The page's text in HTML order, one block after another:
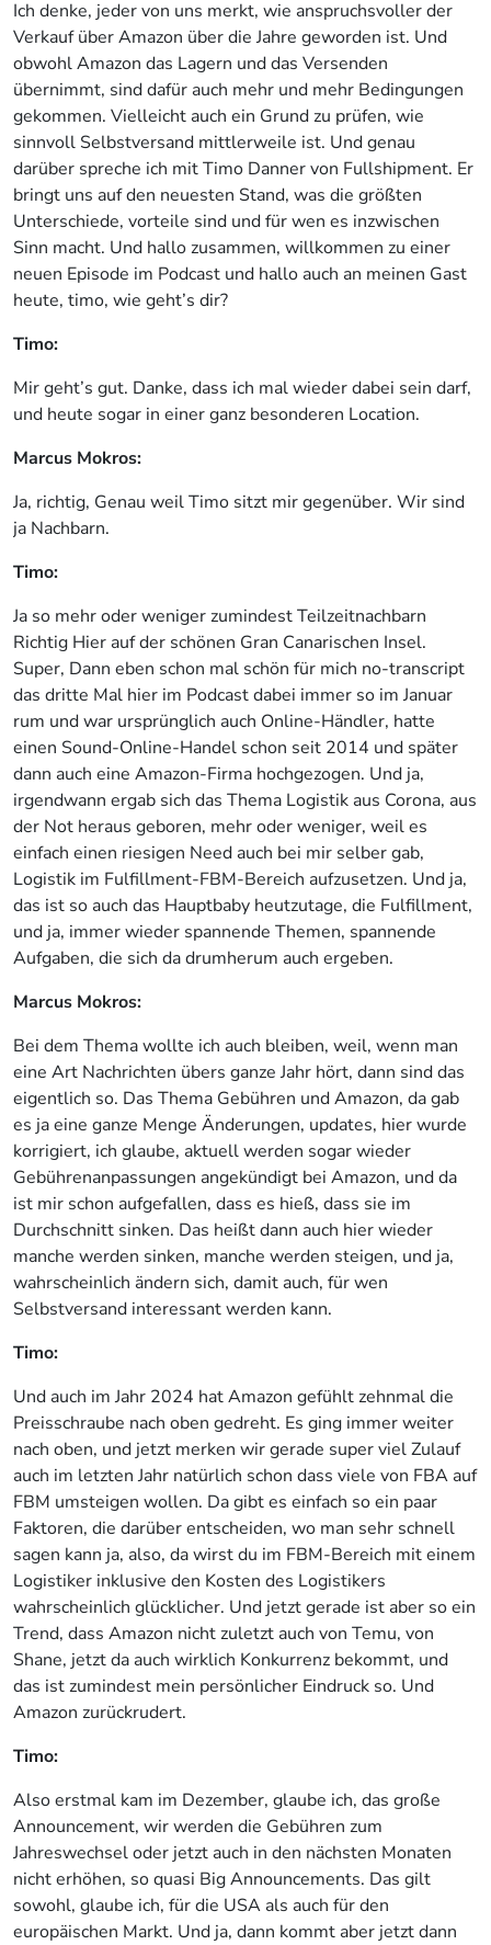
Ich denke, jeder von uns merkt, wie anspruchsvoller der
Verkauf über Amazon über die Jahre geworden ist. Und
obwohl Amazon das Lagern und das Versenden
übernimmt, sind dafür auch mehr und mehr Bedingungen
gekommen. Vielleicht auch ein Grund zu prüfen, wie
sinnvoll Selbstversand mittlerweile ist. Und genau
darüber spreche ich mit Timo Danner von Fullshipment. Er
bringt uns auf den neuesten Stand, was die größten
Unterschiede, vorteile sind und für wen es inzwischen
Sinn macht. Und hallo zusammen, willkommen zu einer
neuen Episode im Podcast und hallo auch an meinen Gast
heute, timo, wie geht’s dir?
Timo:
Mir geht’s gut. Danke, dass ich mal wieder dabei sein darf,
und heute sogar in einer ganz besonderen Location.
Marcus Mokros:
Ja, richtig, Genau weil Timo sitzt mir gegenüber. Wir sind
ja Nachbarn.
Timo:
Ja so mehr oder weniger zumindest Teilzeitnachbarn
Richtig Hier auf der schönen Gran Canarischen Insel.
Super, Dann eben schon mal schön für mich no-transcript
das dritte Mal hier im Podcast dabei immer so im Januar
rum und war ursprünglich auch Online-Händler, hatte
einen Sound-Online-Handel schon seit 2014 und später
dann auch eine Amazon-Firma hochgezogen. Und ja,
irgendwann ergab sich das Thema Logistik aus Corona, aus
der Not heraus geboren, mehr oder weniger, weil es
einfach einen riesigen Need auch bei mir selber gab,
Logistik im Fulfillment-FBM-Bereich aufzusetzen. Und ja,
das ist so auch das Hauptbaby heutzutage, die Fulfillment,
und ja, immer wieder spannende Themen, spannende
Aufgaben, die sich da drumherum auch ergeben.
Marcus Mokros:
Bei dem Thema wollte ich auch bleiben, weil, wenn man
eine Art Nachrichten übers ganze Jahr hört, dann sind das
eigentlich so. Das Thema Gebühren und Amazon, da gab
es ja eine ganze Menge Änderungen, updates, hier wurde
korrigiert, ich glaube, aktuell werden sogar wieder
Gebührenanpassungen angekündigt bei Amazon, und da
ist mir schon aufgefallen, dass es hieß, dass sie im
Durchschnitt sinken. Das heißt dann auch hier wieder
manche werden sinken, manche werden steigen, und ja,
wahrscheinlich ändern sich, damit auch, für wen
Selbstversand interessant werden kann.
Timo:
Und auch im Jahr 2024 hat Amazon gefühlt zehnmal die
Preisschraube nach oben gedreht. Es ging immer weiter
nach oben, und jetzt merken wir gerade super viel Zulauf
auch im letzten Jahr natürlich schon dass viele von FBA auf
FBM umsteigen wollen. Da gibt es einfach so ein paar
Faktoren, die darüber entscheiden, wo man sehr schnell
sagen kann ja, also, da wirst du im FBM-Bereich mit einem
Logistiker inklusive den Kosten des Logistikers
wahrscheinlich glücklicher. Und jetzt gerade ist aber so ein
Trend, dass Amazon nicht zuletzt auch von Temu, von
Shane, jetzt da auch wirklich Konkurrenz bekommt, und
das ist zumindest mein persönlicher Eindruck so. Und
Amazon zurückrudert.
Timo:
Also erstmal kam im Dezember, glaube ich, das große
Announcement, wir werden die Gebühren zum
Jahreswechsel oder jetzt auch in den nächsten Monaten
nicht erhöhen, so quasi Big Announcements. Das gilt
sowohl, glaube ich, für die USA als auch für den
europäischen Markt. Und ja, dann kommt aber jetzt dann